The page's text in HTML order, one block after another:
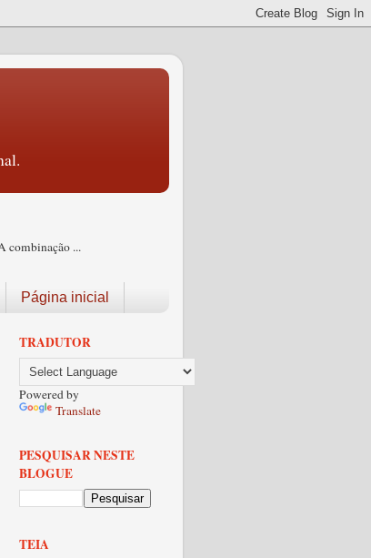
combinação ...
Página inicial
TRADUTOR
Powered by
Translate
PESQUISAR NESTE
BLOGUE
TEIA